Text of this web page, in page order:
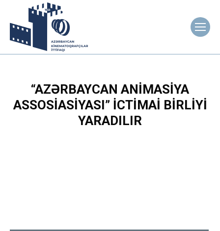
“AZƏRBAYCAN ANIMASIYA
ASSOSIASIYASI” ICTIMAI BIRLIYI
YARADILIR